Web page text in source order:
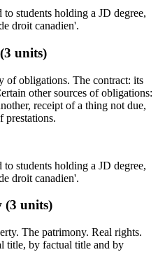
students holding a JD degree,
droit canadien'.
units)
of obligations. The contract: its
other sources of obligations:
receipt of a thing not due,
prestations.
students holding a JD degree,
droit canadien'.
(3 units)
The patrimony. Real rights.
title, by factual title and by